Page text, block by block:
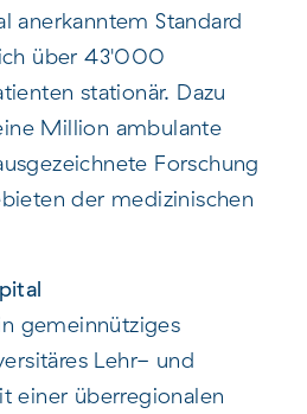
anerkanntem Standard
über 43'000
stationär. Dazu
Million ambulante
Forschung
der medizinischen
gemeinnütziges
Lehr- und
einer überregionalen